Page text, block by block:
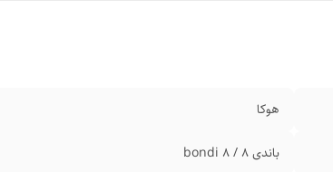
هوکا
باندی ۸ / bondi 8